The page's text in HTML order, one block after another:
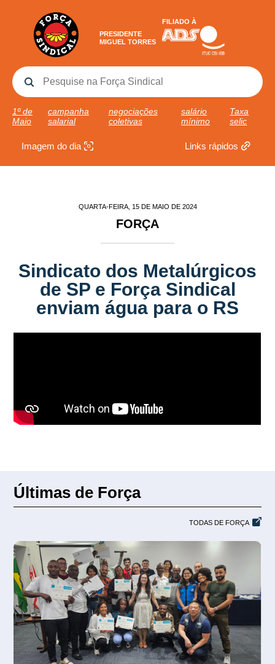
PRESIDENTE
MIGUEL TORRES
FILIADO À
1º de
Maio
campanha
salarial
negociações
coletivas
salário
mínimo
Taxa
selic
Imagem do dia Links rápidos
QUARTA-FEIRA, 15 DE MAIO DE 2024
FORÇA
Sindicato dos Metalúrgicos
de SP e Força Sindical
enviam água para o RS
Últimas de Força
TODAS DE FORÇA